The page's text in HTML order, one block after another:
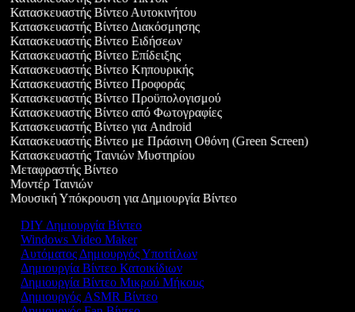
Κατασκευαστής Βίντεο Αυτοκινήτου
Κατασκευαστής Βίντεο Διακόσμησης
Κατασκευαστής Βίντεο Ειδήσεων
Κατασκευαστής Βίντεο Επίδειξης
Κατασκευαστής Βίντεο Κηπουρικής
Κατασκευαστής Βίντεο Προφοράς
Κατασκευαστής Βίντεο Προϋπολογισμού
Κατασκευαστής Βίντεο από Φωτογραφίες
Κατασκευαστής Βίντεο για Android
Κατασκευαστής Βίντεο με Πράσινη Οθόνη (Green Screen)
Κατασκευαστής Ταινιών Μυστηρίου
Μεταφραστής Βίντεο
Μοντέρ Ταινιών
Μουσική Υπόκρουση για Δημιουργία Βίντεο
DIY Δημιουργία Βίντεο
Windows Video Maker
Αυτόματος Δημιουργός Υποτίτλων
Δημιουργία Βίντεο Κατοικίδιων
Δημιουργία Βίντεο Μικρού Μήκους
Δημιουργός ASMR Βίντεο